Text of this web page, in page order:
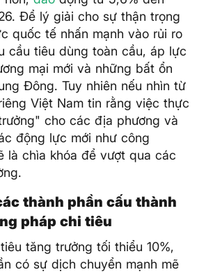
Để lý giải cho sự thận trọng
quốc tế nhấn mạnh vào rủi ro
cầu tiêu dùng toàn cầu, áp lực
mại mới và những bất ổn
Đông. Tuy nhiên nếu nhìn từ
Việt Nam tin rằng việc thực
cho các địa phương và
động lực mới như công
là chìa khóa để vượt qua các
thành phần cấu thành
pháp chi tiêu
tăng trưởng tối thiểu 10%,
có sự dịch chuyển mạnh mẽ